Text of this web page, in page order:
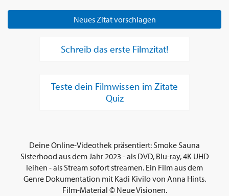
Neues Zitat vorschlagen
Schreib das erste Filmzitat!
Teste dein Filmwissen im Zitate
Quiz
Deine Online-Videothek präsentiert: Smoke Sauna
Sisterhood aus dem Jahr 2023 - als DVD, Blu-ray, 4K UHD
leihen - als Stream sofort streamen. Ein Film aus dem
Genre Dokumentation mit Kadi Kivilo von Anna Hints.
Film-Material © Neue Visionen.